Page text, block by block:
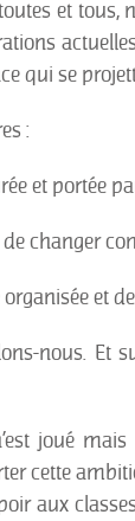
et tous,
qui se
:
et portée
changer
et
nous. Et
joué
cette
aux